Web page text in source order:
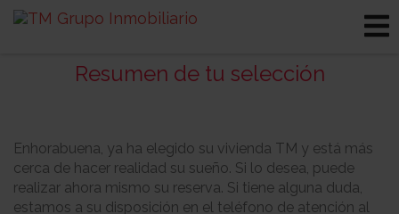
Resumen de tu selección
Enhorabuena, ya ha elegido su vivienda TM y está más
cerca de hacer realidad su sueño. Si lo desea, puede
realizar ahora mismo su reserva. Si tiene alguna duda,
estamos a su disposición en el teléfono de atención al